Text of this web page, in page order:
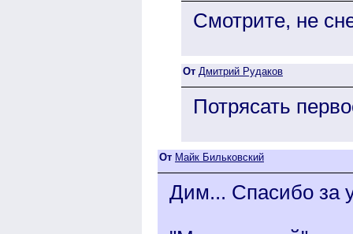
Смотрите, не
От Дмитрий Рудаков
Потрясать
От Майк Бильковский
Дим... Спасибо за